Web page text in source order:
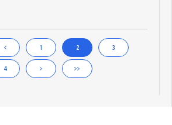
< 1 2 3
4 > >>